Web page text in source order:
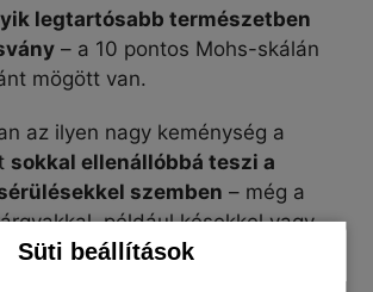
Süti beállítások
legtartósabb természetben
– a 10 pontos Mohs-skálán
mögött van.
az ilyen nagy keménység a
sokkal ellenállóbbá teszi a
szemben – még a
például késekkel vagy
karcolásokkal szemben is.